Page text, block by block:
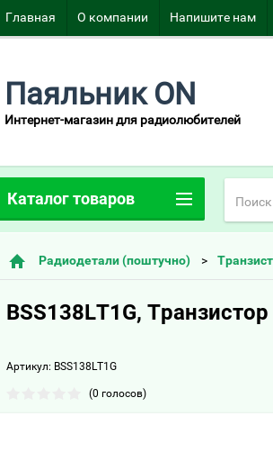
Главная О компании Напишите нам
Паяльник ON
Интернет-магазин для радиолюбителей
Радиодетали (поштучно)
BSS138LT1G,
Артикул: BSS138LT1G
(0 голосов)
Каталог товаров